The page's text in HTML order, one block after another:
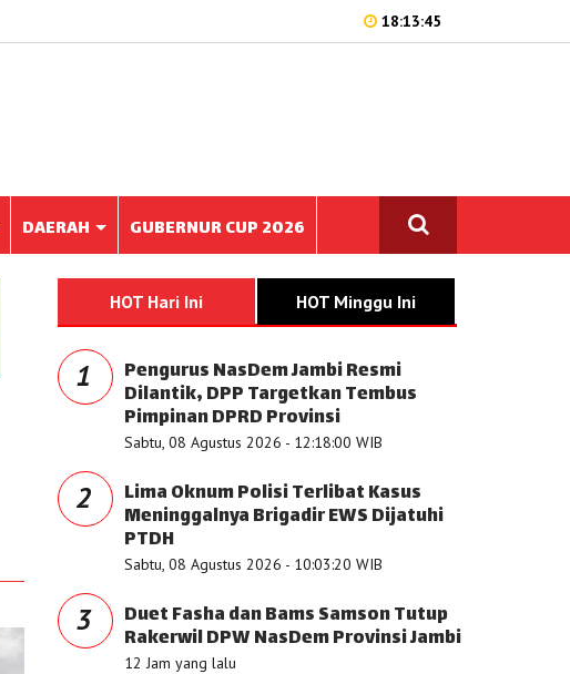
18:13:45
DAERAH GUBERNUR CUP 2026
HOT Hari Ini HOT Minggu Ini
1 Pengurus NasDem Jambi Resmi
Dilantik, DPP Targetkan Tembus
Pimpinan DPRD Provinsi
Sabtu, 08 Agustus 2026 - 12:18:00 WIB
2 Lima Oknum Polisi Terlibat Kasus
Meninggalnya Brigadir EWS Dijatuhi
PTDH
Sabtu, 08 Agustus 2026 - 10:03:20 WIB
3 Duet Fasha dan Bams Samson Tutup
Rakerwil DPW NasDem Provinsi Jambi
12 Jam yang lalu